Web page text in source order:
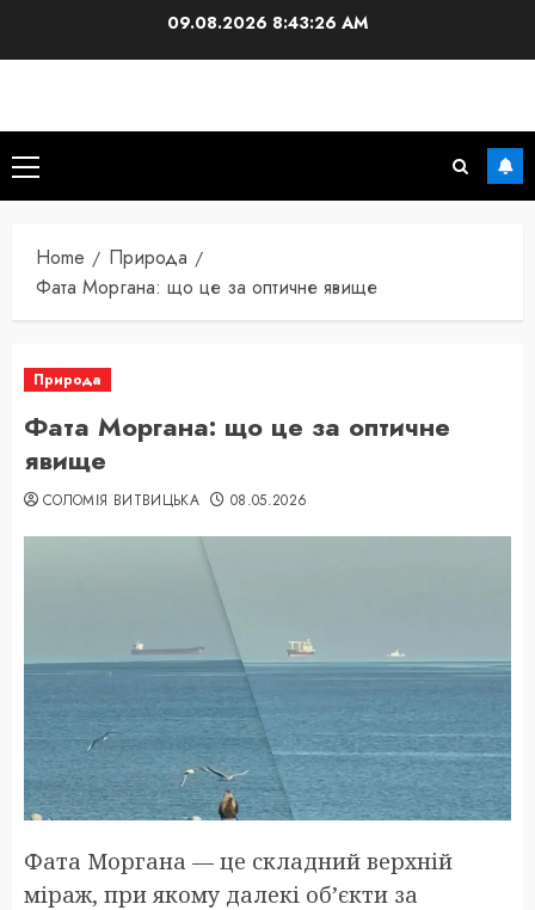
09.08.2026 8:43:27 AM
Primary
Menu
Home
Природа
Фата Моргана: що це за оптичне явище
Природа
Фата Моргана: що це за оптичне
явище
СОЛОМІЯ ВИТВИЦЬКА 08.05.2026
Фата Моргана — це складний верхній
міраж, при якому далекі об’єкти за